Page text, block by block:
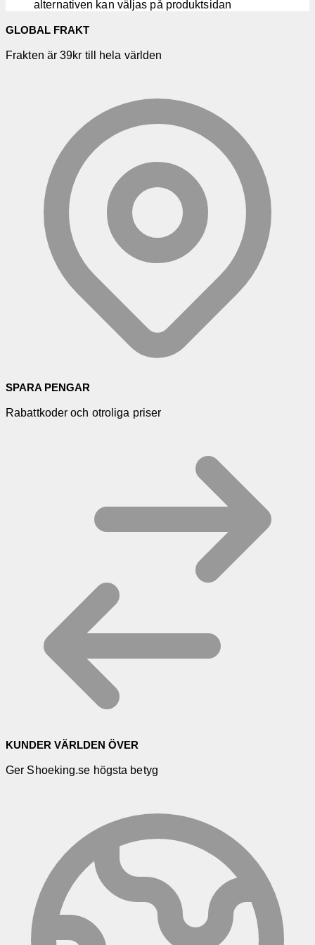
alternativen kan väljas på produktsidan
GLOBAL FRAKT
Frakten är 39kr till hela världen
SPARA PENGAR
Rabattkoder och otroliga priser
KUNDER VÄRLDEN ÖVER
Ger Shoeking.se högsta betyg